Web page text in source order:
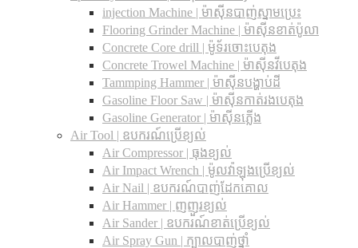
injection Machine | ម៉ាស៊ីនបាញ់ស្នាមប្រេះ
Flooring Grinder Machine | ម៉ាស៊ីនខាត់ប៉ូលា
Concrete Core drill | ម៉ូទ័រចោះបេតុង
Concrete Trowel Machine | ម៉ាស៊ីនវីបេតុង
Tammping Hammer | ម៉ាស៊ីនបង្ហាប់ដី
Gasoline Floor Saw | ម៉ាស៊ីនកាត់រងបេតុង
Gasoline Generator | ម៉ាស៊ីនភ្លើង
Air Tool | ឧបករណ៍ប្រើខ្យល់
Air Compressor | ធុងខ្យល់
Air Impact Wrench | ម៉ូលវ៉ាឡុងប្រើខ្យល់
Air Nail | ឧបករណ៍បាញ់ដែកគោល
Air Hammer | ញញួរខ្យល់
Air Sander | ឧបករណ៍ខាត់ប្រើខ្យល់
Air Spray Gun | ក្បាលបាញ់ថ្នាំ